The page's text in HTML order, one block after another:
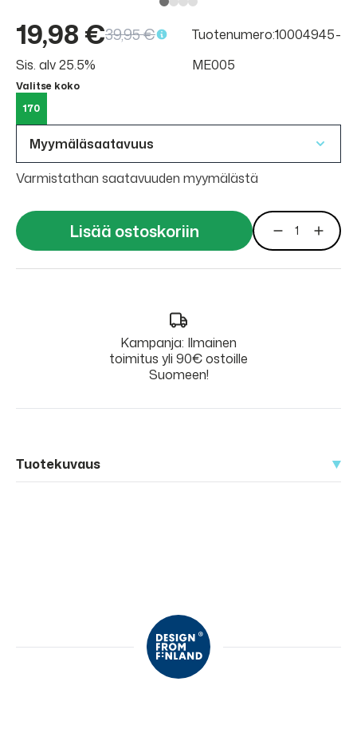
19,98 €39,95 €
Sis. alv 25.5%
Tuotenumero:10004945-
ME005
Valitse koko
170
Myymäläsaatavuus
Varmistathan saatavuuden myymälästä
Lisää ostoskoriin
Kampanja: Ilmainen
toimitus yli 90€ ostoille
Suomeen!
Tuotekuvaus